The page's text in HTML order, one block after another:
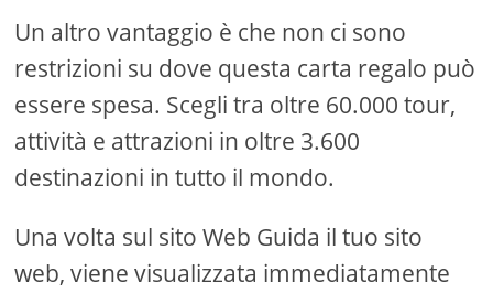
Un altro vantaggio è che non ci sono
restrizioni su dove questa carta regalo può
essere spesa. Scegli tra oltre 60.000 tour,
attività e attrazioni in oltre 3.600
destinazioni in tutto il mondo.
Una volta sul sito Web Guida il tuo sito
web, viene visualizzata immediatamente